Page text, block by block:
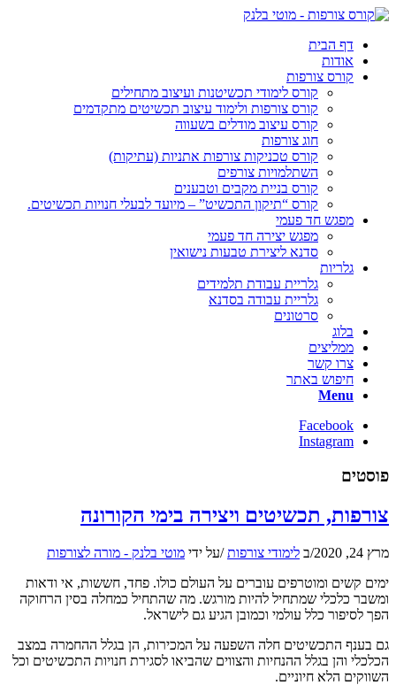
דף הבית
אודות
קורס צורפות
קורס לימודי תכשיטנות ועיצוב מתחילים
קורס צורפות ולימוד עיצוב תכשיטים מתקדמים
קורס עיצוב מודלים בשעווה
חוג צורפות
קורס טכניקות צורפות אתניות (עתיקות)
השתלמויות צורפים
קורס בניית מקבים וטבענים
קורס “תיקון התכשיט” – מיועד לבעלי חנויות תכשיטים.
מפגש חד פעמי
מפגש יצירה חד פעמי
סדנא ליצירת טבעות נישואין
גלריות
גלריית עבודת תלמידים
גלריית עבודה בסדנא
סרטונים
בלוג
ממליצים
צרו קשר
חיפוש באתר
Menu
Facebook
Instagram
פוסטים
צורפות, תכשיטים ויצירה בימי הקורונה
מרץ 24, 2020 /ב לימודי צורפות /על ידי מוטי בלנק - מורה לצורפות
ימים קשים ומוטרפים עוברים על העולם כולו. פחד, חששות, אי ודאות
ומשבר כלכלי שמתחיל להיות מורגש. מה שהתחיל כמחלה בסין הרחוקה
הפך לסיפור כלל עולמי וכמובן הגיע גם לישראל.
גם בענף התכשיטים חלה השפעה על המכירות, הן בגלל ההחמרה במצב
הכלכלי והן בגלל ההנחיות והצווים שהביאו לסגירת חנויות התכשיטים וכל
השווקים הלא חיוניים.